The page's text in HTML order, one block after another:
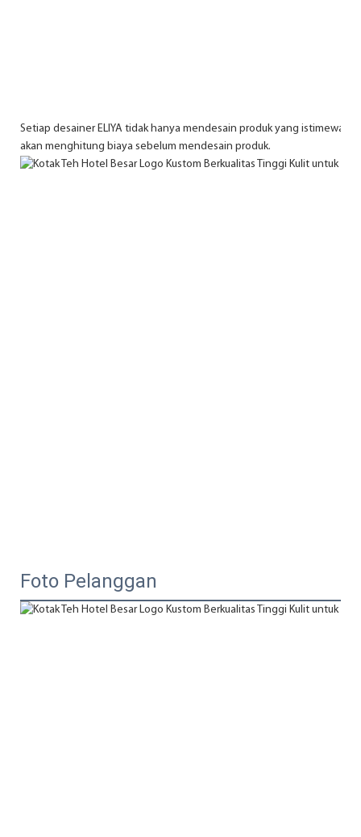
Setiap desainer ELIYA tidak hanya mendesain produk yang istimewa,
akan menghitung biaya sebelum mendesain produk.
Foto Pelanggan